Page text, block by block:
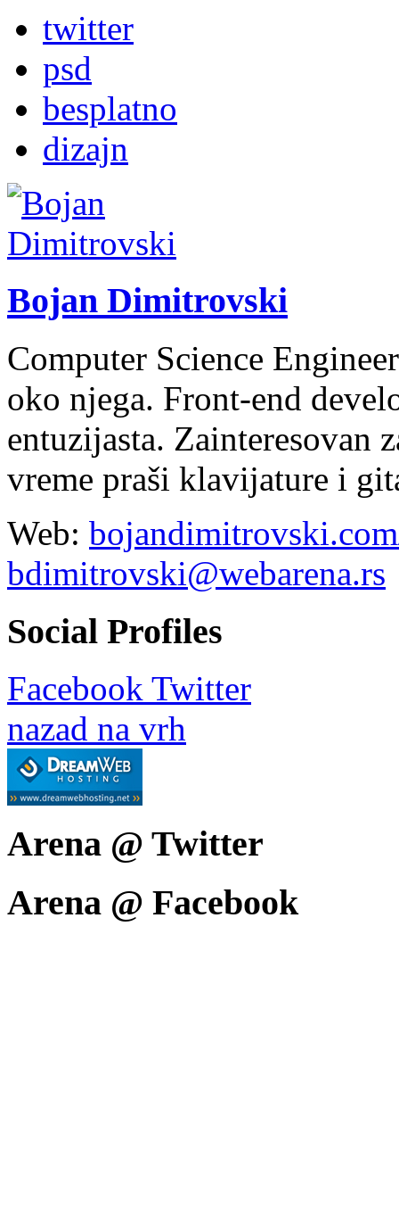
twitter
psd
besplatno
dizajn
Bojan Dimitrovski
Computer Science
oko njega. Front-end
entuzijasta. Zainteresovan
vreme praši klavijature i
Web:
bdimitrovski@webarena.rs
Social Profiles
Facebook Twitter
nazad na vrh
Arena @ Twitter
Arena @ Facebook